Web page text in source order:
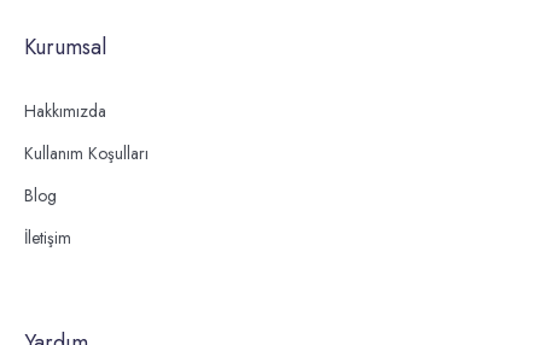
Kurumsal
Hakkımızda
Kullanım Koşulları
Blog
İletişim